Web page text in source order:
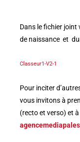
Dans le fichier
de naissance et
Classeur1-V2-1
Pour inciter
vous invitons à
(recto et verso) et